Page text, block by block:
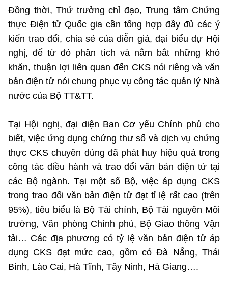
Đồng thời, Thứ trưởng chỉ đạo, Trung tâm Chứng
thực Điện tử Quốc gia cần tổng hợp đầy đủ các ý
kiến trao đổi, chia sẻ của diễn giả, đại biểu dự Hội
nghị, để từ đó phân tích và nắm bắt những khó
khăn, thuận lợi liên quan đến CKS nói riêng và văn
bản điện tử nói chung phục vụ công tác quản lý Nhà
nước của Bộ TT&TT.
Tại Hội nghị, đại diện Ban Cơ yếu Chính phủ cho
biết, việc ứng dụng chứng thư số và dịch vụ chứng
thực CKS chuyên dùng đã phát huy hiệu quả trong
công tác điều hành và trao đổi văn bản điện tử tại
các Bộ ngành. Tại một số Bộ, việc áp dụng CKS
trong trao đổi văn bản điện tử đạt tỉ lệ rất cao (trên
95%), tiêu biểu là Bộ Tài chính, Bộ Tài nguyên Môi
trường, Văn phòng Chính phủ, Bộ Giao thông Vận
tải… Các địa phương có tỷ lệ văn bản điện tử áp
dụng CKS đạt mức cao, gồm có Đà Nẵng, Thái
Bình, Lào Cai, Hà Tĩnh, Tây Ninh, Hà Giang….